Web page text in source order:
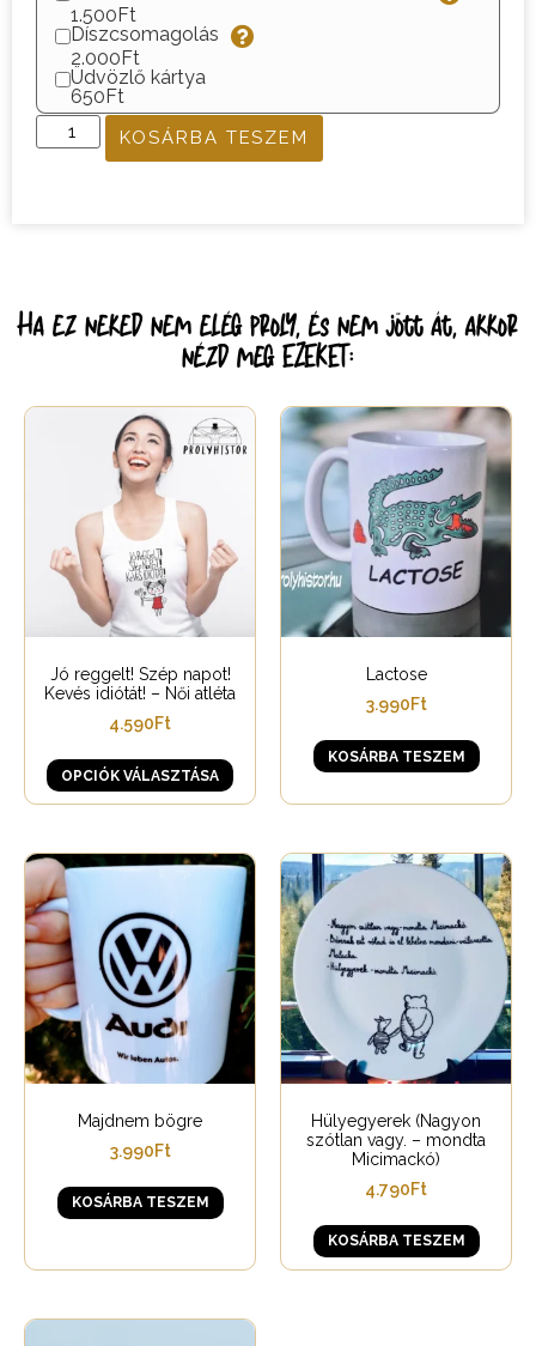
1.500Ft
Díszcsomagolás
2.000Ft
Üdvözlő kártya
650Ft
KOSÁRBA TESZEM
Ha ez neked nem elég proly, és nem jött át, akkor
nézd meg EZEKET:
Jó reggelt! Szép napot!
Kevés idiótát! – Női atléta
4.590Ft
OPCIÓK VÁLASZTÁSA
Lactose
3.990Ft
KOSÁRBA TESZEM
Majdnem bögre
3.990Ft
KOSÁRBA TESZEM
Hülyegyerek (Nagyon
szótlan vagy. – mondta
Micimackó)
4.790Ft
KOSÁRBA TESZEM